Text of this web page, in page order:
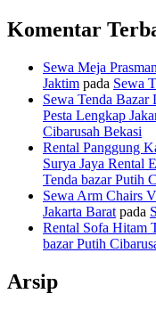
Komentar
Sewa Meja
Jaktim pada Sewa
Sewa Tenda Bazar
Pesta Lengkap
Cibarusah Bekasi
Rental Panggung
Surya Jaya Rental
Tenda bazar Putih
Sewa Arm Chairs
Jakarta Barat pada
Rental Sofa Hitam
bazar Putih
Arsip